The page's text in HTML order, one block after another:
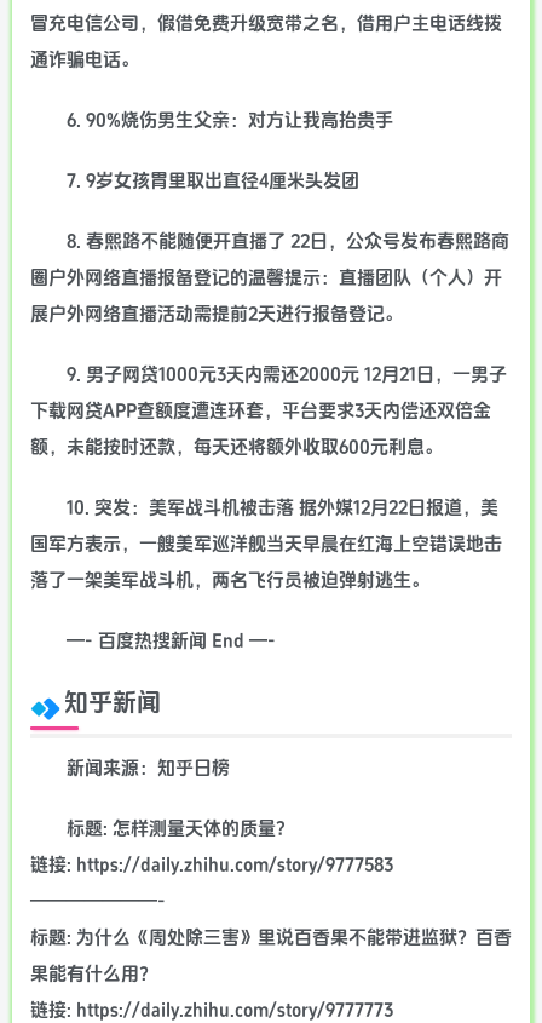
冒充电信公司，假借免费升级宽带之名，借用户主电话线拨
通诈骗电话。
6. 90%烧伤男生父亲：对方让我高抬贵手
7. 9岁女孩胃里取出直径4厘米头发团
8. 春熙路不能随便开直播了 22日，公众号发布春熙路商
圈户外网络直播报备登记的温馨提示：直播团队（个人）开
展户外网络直播活动需提前2天进行报备登记。
9. 男子网贷1000元3天内需还2000元 12月21日，一男子
下载网贷APP查额度遭连环套，平台要求3天内偿还双倍金
额，未能按时还款，每天还将额外收取600元利息。
10. 突发：美军战斗机被击落 据外媒12月22日报道，美
国军方表示，一艘美军巡洋舰当天早晨在红海上空错误地击
落了一架美军战斗机，两名飞行员被迫弹射逃生。
—- 百度热搜新闻 End —-
知乎新闻
新闻来源：知乎日榜
标题: 怎样测量天体的质量?
链接: https://daily.zhihu.com/story/9777583
———————-
标题: 为什么《周处除三害》里说百香果不能带进监狱？百香
果能有什么用？
链接: https://daily.zhihu.com/story/9777773